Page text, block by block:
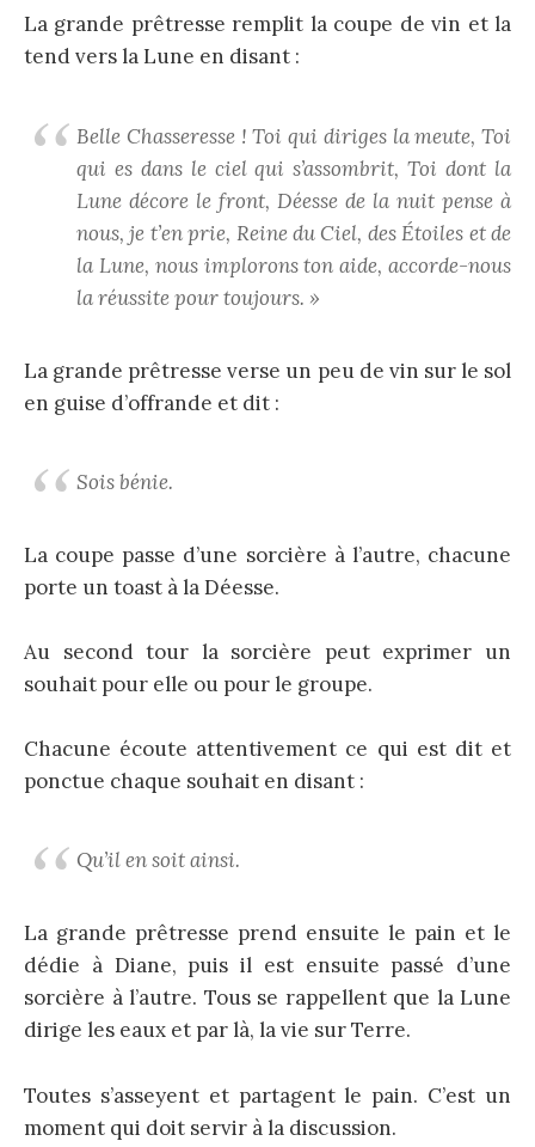
La grande prêtresse remplit la coupe de vin et la
tend vers la Lune en disant :
Belle Chasseresse ! Toi qui diriges la meute, Toi
qui es dans le ciel qui s’assombrit, Toi dont la
Lune décore le front, Déesse de la nuit pense à
nous, je t’en prie, Reine du Ciel, des Étoiles et de
la Lune, nous implorons ton aide, accorde-nous
la réussite pour toujours. »
La grande prêtresse verse un peu de vin sur le sol
en guise d’offrande et dit :
Sois bénie.
La coupe passe d’une sorcière à l’autre, chacune
porte un toast à la Déesse.
Au second tour la sorcière peut exprimer un
souhait pour elle ou pour le groupe.
Chacune écoute attentivement ce qui est dit et
ponctue chaque souhait en disant :
Qu’il en soit ainsi.
La grande prêtresse prend ensuite le pain et le
dédie à Diane, puis il est ensuite passé d’une
sorcière à l’autre. Tous se rappellent que la Lune
dirige les eaux et par là, la vie sur Terre.
Toutes s’asseyent et partagent le pain. C’est un
moment qui doit servir à la discussion.